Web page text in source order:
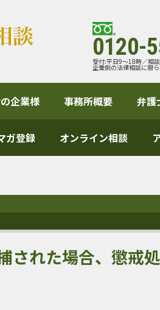
0120-
受付:平日9～18時／相
企業側の法律相談に限
企業様 事務所概要 弁護
ガ登録 オンライン相談
された場合、懲戒